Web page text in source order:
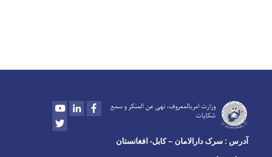
وزارت امربالمعروف، نهی عن المنکر و سمع
شکایات
YoutubeLinkedInFacebook
آدرس : سرک دارالامان – کابل- افغانستان